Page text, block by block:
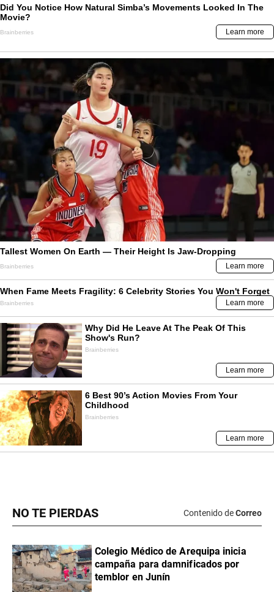
NO TE PIERDAS Contenido deCorreo
Colegio Médico de Arequipa inicia
campaña para damnificados por
temblor en Junín